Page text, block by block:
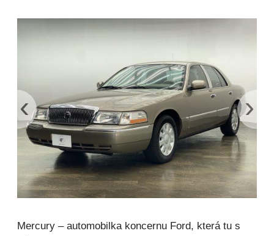
‹ ›
Mercury – automobilka koncernu Ford, která tu s